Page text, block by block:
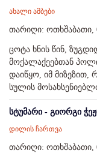
ახალი ამბები
თარიღი: ოთხშაბათი,
ცოტა ხნის წინ,
მოქალაქეებთან
დაიწყო, იმ
სულის
სტუმარი - გიორგი
დილის ჩართვა
თარიღი: ოთხშაბათი,